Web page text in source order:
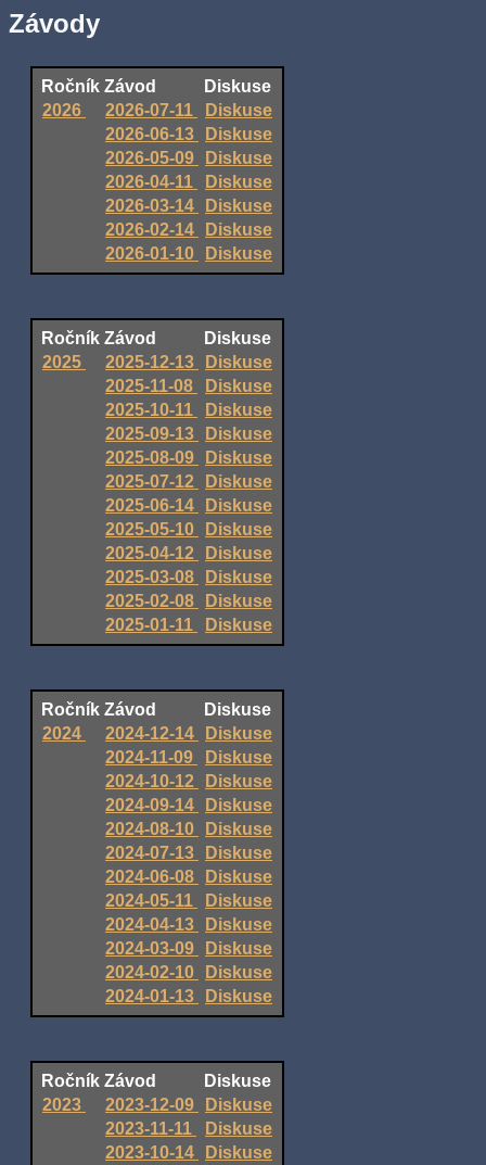
Závody
Ročník Závod
Diskuse
2026
2026-07-11
Diskuse
2026-06-13
Diskuse
2026-05-09
Diskuse
2026-04-11
Diskuse
2026-03-14
Diskuse
2026-02-14
Diskuse
2026-01-10
Diskuse
Ročník Závod
Diskuse
2025
2025-12-13
Diskuse
2025-11-08
Diskuse
2025-10-11
Diskuse
2025-09-13
Diskuse
2025-08-09
Diskuse
2025-07-12
Diskuse
2025-06-14
Diskuse
2025-05-10
Diskuse
2025-04-12
Diskuse
2025-03-08
Diskuse
2025-02-08
Diskuse
2025-01-11
Diskuse
Ročník Závod
Diskuse
2024
2024-12-14
Diskuse
2024-11-09
Diskuse
2024-10-12
Diskuse
2024-09-14
Diskuse
2024-08-10
Diskuse
2024-07-13
Diskuse
2024-06-08
Diskuse
2024-05-11
Diskuse
2024-04-13
Diskuse
2024-03-09
Diskuse
2024-02-10
Diskuse
2024-01-13
Diskuse
Ročník Závod
Diskuse
2023
2023-12-09
Diskuse
2023-11-11
Diskuse
2023-10-14
Diskuse